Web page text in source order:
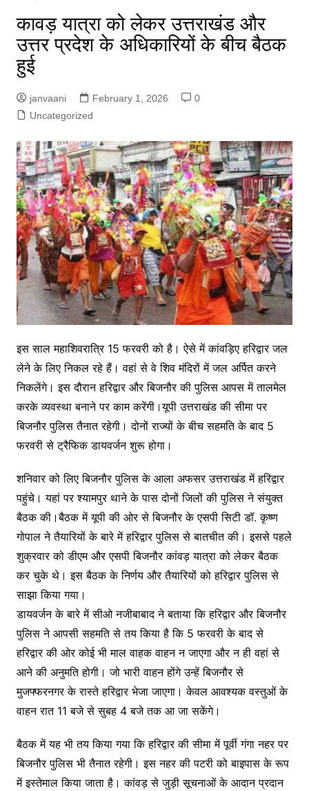
कावड़ यात्रा को लेकर उत्तराखंड और
उत्तर प्रदेश के अधिकारियों के बीच बैठक
हुई
janvaani February 1, 2026
0
Uncategorized
इस साल महाशिवरात्रि 15 फरवरी को है। ऐसे में कांवड़‍िए हरिद्वार जल
लेने के लिए निकल रहे हैं। वहां से वे शिव मंदिरों में जल अर्पित करने
निकलेंगे। इस दौरान हरिद्वार और बिजनौर की पुलिस आपस में तालमेल
करके व्‍यवस्‍था बनाने पर काम करेंगी।यूपी उत्तराखंड की सीमा पर
बिजनौर पुलिस तैनात रहेगी। दोनों राज्‍यों के बीच सहमति के बाद 5
फरवरी से ट्रैफिक डायवर्जन शुरू होगा।
शनिवार को लिए बिजनौर पुलिस के आला अफसर उत्तराखंड में हरिद्वार
पहुंचे। यहां पर श्यामपुर थाने के पास दोनों जिलों की पुलिस ने संयुक्त
बैठक की।बैठक में यूपी की ओर से बिजनौर के एसपी सिटी डॉ. कृष्ण
गोपाल ने तैयारियों के बारे में हरिद्वार पुलिस से बातचीत की। इससे पहले
शुक्रवार को डीएम और एसपी बिजनौर कांवड़ यात्रा को लेकर बैठक
कर चुके थे। इस बैठक के निर्णय और तैयारियों को हरिद्वार पुलिस से
साझा किया गया।
डायवर्जन के बारे में सीओ नजीबाबाद ने बताया कि हरिद्वार और बिजनौर
पुलिस ने आपसी सहमति से तय किया है कि 5 फरवरी के बाद से
हरिद्वार की ओर कोई भी माल वाहक वाहन न जाएगा और न ही वहां से
आने की अनुमति होगी। जो भारी वाहन होंगे उन्‍हें बिजनौर से
मुजफ्फरनगर के रास्ते हरिद्वार भेजा जाएगा। केवल आवश्यक वस्तुओं के
वाहन रात 11 बजे से सुबह 4 बजे तक आ जा सकेंगे।
बैठक में यह भी तय किया गया कि हरिद्वार की सीमा में पूर्वी गंगा नहर पर
बिजनौर पुलिस भी तैनात रहेगी। इस नहर की पटरी को बाइपास के रूप
में इस्तेमाल किया जाता है। कांवड़ से जुड़ी सूचनाओं के आदान प्रदान